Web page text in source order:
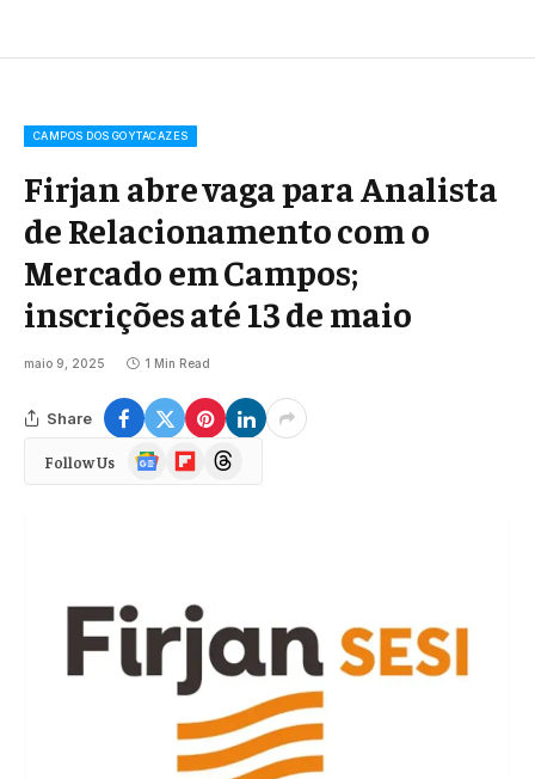
CAMPOS DOS GOYTACAZES
Firjan abre vaga para Analista
de Relacionamento com o
Mercado em Campos;
inscrições até 13 de maio
maio 9, 2025 1 Min Read
Share
Follow Us
GoogleFlipboardThreads